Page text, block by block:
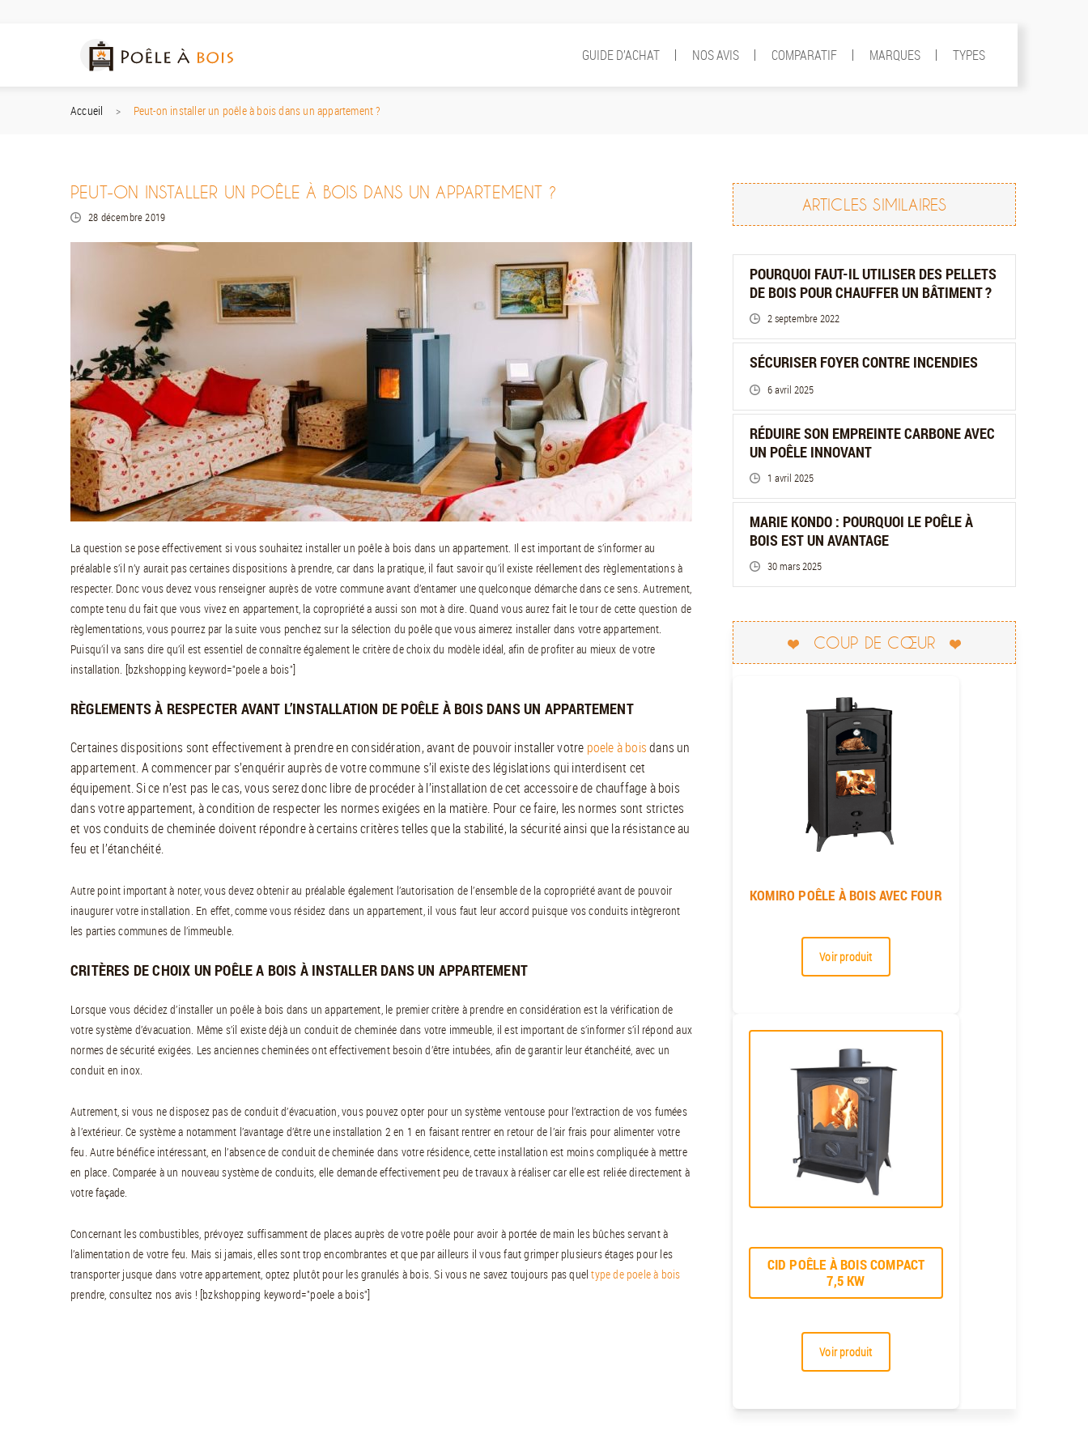
GUIDE D’ACHAT NOS AVIS COMPARATIF MARQUES TYPES
Accueil Peut-on installer un poêle à bois dans un appartement ?
PEUT-ON INSTALLER UN POÊLE À BOIS DANS UN APPARTEMENT ?
28 décembre 2019
La question se pose effectivement si vous souhaitez installer un poêle à bois dans un appartement. Il est important de s’informer au
préalable s’il n’y aurait pas certaines dispositions à prendre, car dans la pratique, il faut savoir qu’il existe réellement des règlementations à
respecter. Donc vous devez vous renseigner auprès de votre commune avant d’entamer une quelconque démarche dans ce sens. Autrement,
compte tenu du fait que vous vivez en appartement, la copropriété a aussi son mot à dire. Quand vous aurez fait le tour de cette question de
règlementations, vous pourrez par la suite vous penchez sur la sélection du poêle que vous aimerez installer dans votre appartement.
Puisqu’il va sans dire qu’il est essentiel de connaître également le critère de choix du modèle idéal, afin de profiter au mieux de votre
installation. [bzkshopping keyword="poele a bois"]
RÈGLEMENTS À RESPECTER AVANT L’INSTALLATION DE POÊLE À BOIS DANS UN APPARTEMENT
Certaines dispositions sont effectivement à prendre en considération, avant de pouvoir installer votre poele à boisdans un
appartement. A commencer par s’enquérir auprès de votre commune s’il existe des législations qui interdisent cet
équipement. Si ce n’est pas le cas, vous serez donc libre de procéder à l’installation de cet accessoire de chauffage à bois
dans votre appartement, à condition de respecter les normes exigées en la matière. Pour ce faire, les normes sont strictes
et vos conduits de cheminée doivent répondre à certains critères telles que la stabilité, la sécurité ainsi que la résistance au
feu et l’étanchéité.
Autre point important à noter, vous devez obtenir au préalable également l’autorisation de l’ensemble de la copropriété avant de pouvoir
inaugurer votre installation. En effet, comme vous résidez dans un appartement, il vous faut leur accord puisque vos conduits intègreront
les parties communes de l’immeuble.
CRITÈRES DE CHOIX UN POÊLE A BOIS À INSTALLER DANS UN APPARTEMENT
Lorsque vous décidez d’installer un poêle à bois dans un appartement, le premier critère à prendre en considération est la vérification de
votre système d’évacuation. Même s’il existe déjà un conduit de cheminée dans votre immeuble, il est important de s’informer s’il répond aux
normes de sécurité exigées. Les anciennes cheminées ont effectivement besoin d’être intubées, afin de garantir leur étanchéité, avec un
conduit en inox.
Autrement, si vous ne disposez pas de conduit d’évacuation, vous pouvez opter pour un système ventouse pour l’extraction de vos fumées
à l’extérieur. Ce système a notamment l’avantage d’être une installation 2 en 1 en faisant rentrer en retour de l’air frais pour alimenter votre
feu. Autre bénéfice intéressant, en l’absence de conduit de cheminée dans votre résidence, cette installation est moins compliquée à mettre
en place. Comparée à un nouveau système de conduits, elle demande effectivement peu de travaux à réaliser car elle est reliée directement à
votre façade.
Concernant les combustibles, prévoyez suffisamment de places auprès de votre poêle pour avoir à portée de main les bûches servant à
l’alimentation de votre feu. Mais si jamais, elles sont trop encombrantes et que par ailleurs il vous faut grimper plusieurs étages pour les
transporter jusque dans votre appartement, optez plutôt pour les granulés à bois. Si vous ne savez toujours pas queltype de poele à bois
prendre, consultez nos avis ! [bzkshopping keyword="poele a bois"]
ARTICLES SIMILAIRES
POURQUOI FAUT-IL UTILISER DES PELLETS
DE BOIS POUR CHAUFFER UN BÂTIMENT ?
2 septembre 2022
SÉCURISER FOYER CONTRE INCENDIES
6 avril 2025
RÉDUIRE SON EMPREINTE CARBONE AVEC
UN POÊLE INNOVANT
1 avril 2025
MARIE KONDO : POURQUOI LE POÊLE À
BOIS EST UN AVANTAGE
30 mars 2025
COUP DE CŒUR
KOMIRO POÊLE À BOIS AVEC FOUR
Voir produit
CID POÊLE À BOIS COMPACT
7,5 KW
Voir produit